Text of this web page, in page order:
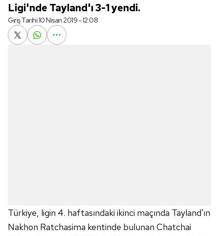
Ligi'nde Tayland'ı 3-1 yendi.
Giriş Tarihi:10 Nisan 2019 - 12:08
Türkiye, ligin 4. haftasındaki ikinci maçında Tayland'ın
Nakhon Ratchasima kentinde bulunan Chatchai